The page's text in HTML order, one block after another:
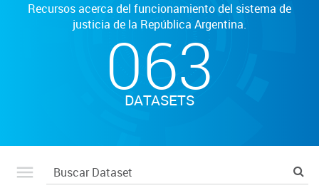
Recursos acerca del funcionamiento del sistema de
justicia de la República Argentina.
063
DATASETS